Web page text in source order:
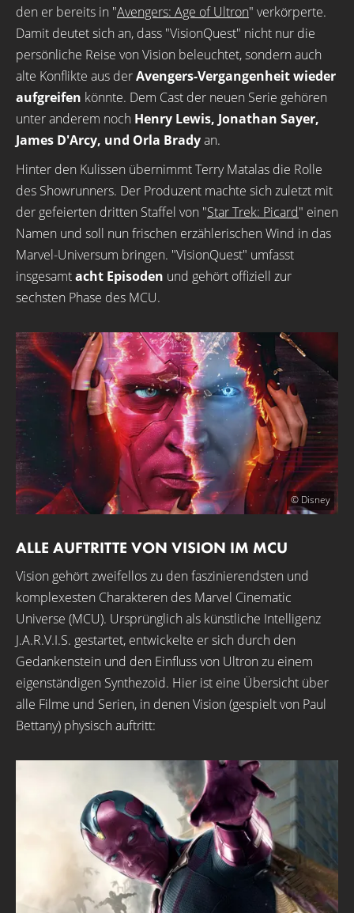
den er bereits in "Avengers: Age of Ultron" verkörperte.
Damit deutet sich an, dass "VisionQuest" nicht nur die
persönliche Reise von Vision beleuchtet, sondern auch
alte Konflikte aus derAvengers-Vergangenheit wieder
aufgreifen könnte. Dem Cast der neuen Serie gehören
unter anderem noch Henry Lewis, Jonathan Sayer,
James D'Arcy, und Orla Bradyan.
Hinter den Kulissen übernimmt Terry Matalas die Rolle
des Showrunners. Der Produzent machte sich zuletzt mit
der gefeierten dritten Staffel von "Star Trek: Picard" einen
Namen und soll nun frischen erzählerischen Wind in das
Marvel-Universum bringen. "VisionQuest" umfasst
insgesamtacht Episoden und gehört offiziell zur
sechsten Phase des MCU.
© Disney
ALLE AUFTRITTE VON VISION IM MCU
Vision gehört zweifellos zu den faszinierendsten und
komplexesten Charakteren des Marvel Cinematic
Universe (MCU). Ursprünglich als künstliche Intelligenz
J.A.R.V.I.S. gestartet, entwickelte er sich durch den
Gedankenstein und den Einfluss von Ultron zu einem
eigenständigen Synthezoid. Hier ist eine Übersicht über
alle Filme und Serien, in denen Vision (gespielt von Paul
Bettany) physisch auftritt: